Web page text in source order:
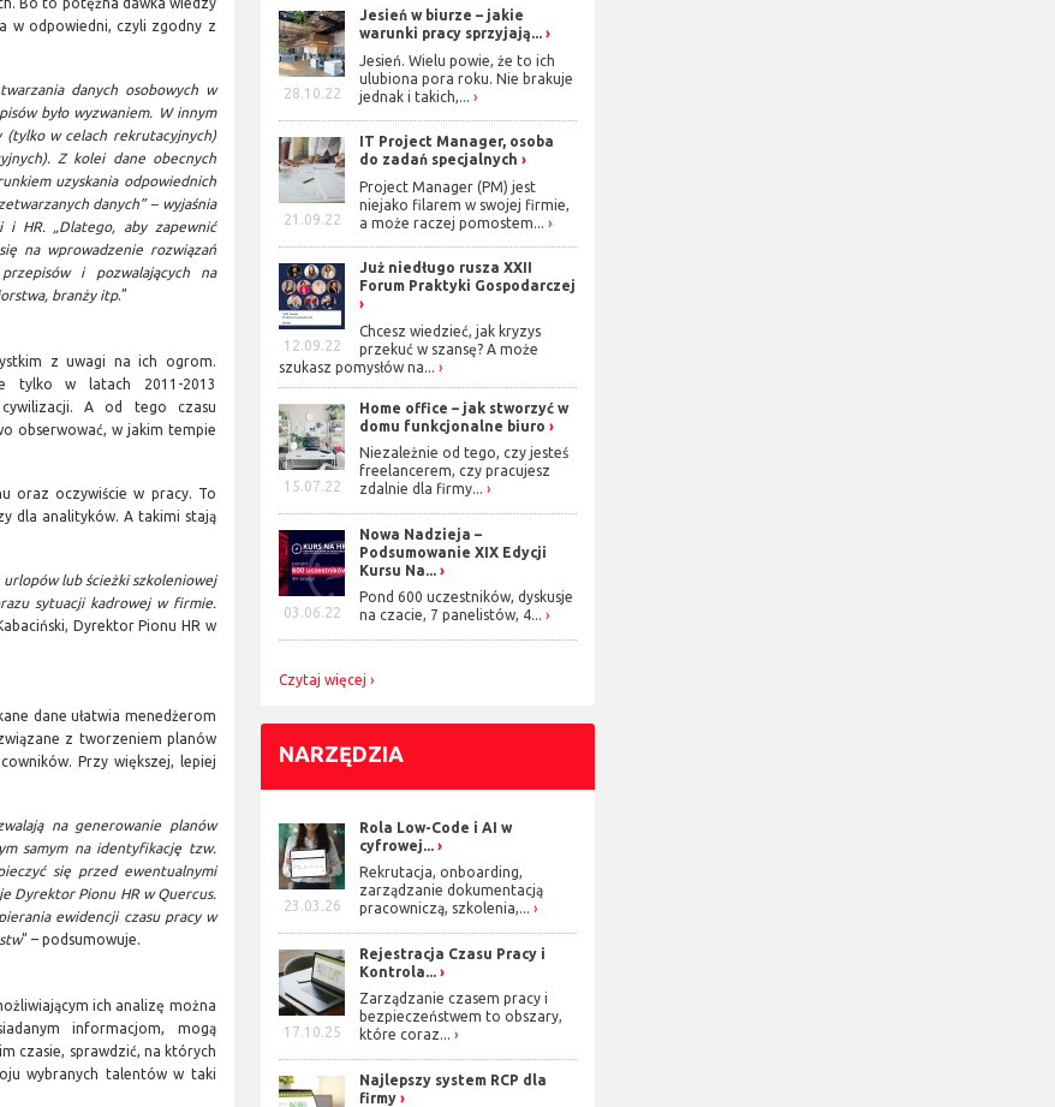
w odpowiedni, czyli zgodny z
danych osobowych w
było wyzwaniem. W innym
(tylko w celach rekrutacyjnych)
Z kolei dane obecnych
uzyskania odpowiednich
danych” – wyjaśnia
i HR. „Dlatego, aby zapewnić
na wprowadzenie rozwiązań
i pozwalających na
branży itp.”
z uwagi na ich ogrom.
tylko w latach 2011-2013
cywilizacji. A od tego czasu
obserwować, w jakim tempie
oraz oczywiście w pracy. To
dla analityków. A takimi stają
lub ścieżki szkoleniowej
sytuacji kadrowej w firmie.
Dyrektor Pionu HR w
dane ułatwia menedżerom
z tworzeniem planów
Przy większej, lepiej
na generowanie planów
samym na identyfikację tzw.
się przed ewentualnymi
Dyrektor Pionu HR w Quercus.
ewidencji czasu pracy w
” – podsumowuje.
ich analizę można
informacjom, mogą
czasie, sprawdzić, na których
wybranych talentów w taki
28.10.22
Jesień w biurze – jakie
warunki pracy sprzyjają...
Jesień. Wielu powie, że to ich
ulubiona pora roku. Nie brakuje
jednak i takich,...
21.09.22
IT Project Manager, osoba
do zadań specjalnych
Project Manager (PM) jest
niejako filarem w swojej firmie,
a może raczej pomostem...
12.09.22
Już niedługo rusza XXII
Forum Praktyki Gospodarczej
Chcesz wiedzieć, jak kryzys
przekuć w szansę? A może
szukasz pomysłów na...
15.07.22
Home office – jak stworzyć w
domu funkcjonalne biuro
Niezależnie od tego, czy jesteś
freelancerem, czy pracujesz
zdalnie dla firmy...
03.06.22
Nowa Nadzieja –
Podsumowanie XIX Edycji
Kursu Na...
Pond 600 uczestników, dyskusje
na czacie, 7 panelistów, 4...
Czytaj więcej
NARZĘDZIA
23.03.26
Rola Low-Code i AI w
cyfrowej...
Rekrutacja, onboarding,
zarządzanie dokumentacją
pracowniczą, szkolenia,...
17.10.25
Rejestracja Czasu Pracy i
Kontrola...
Zarządzanie czasem pracy i
bezpieczeństwem to obszary,
które coraz...
Najlepszy system RCP dla
firmy